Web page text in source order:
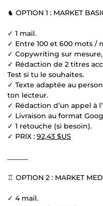
♞ OPTION 1 : MARKET
✓ 1 mail.
✓ Entre 100 et 600 mots /
✓ Copywriting sur
✓ Rédaction de 2 titres
Test si tu le souhaites.
✓ Texte adaptée au
ton lecteur.
✓ Rédaction d’un appel à
✓ Livraison au format
✓ 1 retouche (si besoin).
✓ PRIX : 92,43 $US
♖ OPTION 2 : MARKET
✓ 4 mail.